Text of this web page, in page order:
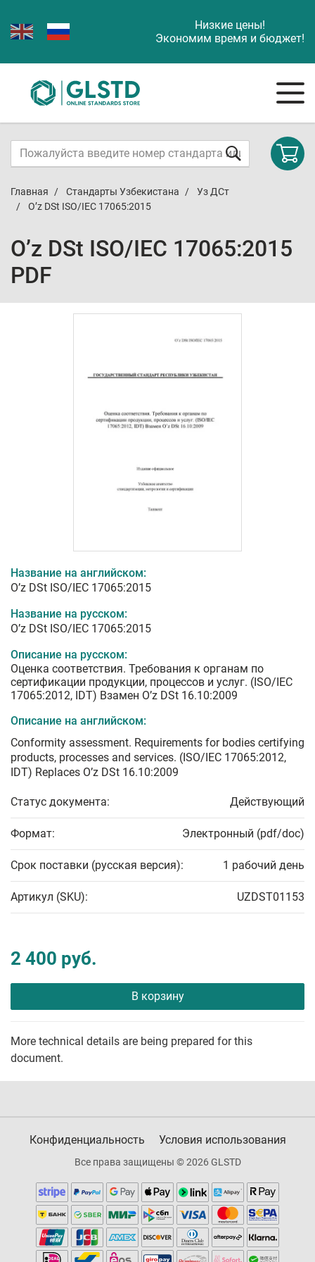
Низкие цены!
Экономим время и бюджет!
Главная Стандарты Узбекистана
Уз ДСт
O’z DSt ISO/IEC 17065:2015
O’z DSt ISO/IEC 17065:2015
PDF
Название на английском:
O’z DSt ISO/IEC 17065:2015
Название на русском:
O’z DSt ISO/IEC 17065:2015
Описание на русском:
Оценка соответствия. Требования к органам по
сертификации продукции, процессов и услуг. (ISO/IEC
17065:2012, IDT) Взамен O’z DSt 16.10:2009
Описание на английском:
Conformity assessment. Requirements for bodies certifying
products, processes and services. (ISO/IEC 17065:2012,
IDT) Replaces O’z DSt 16.10:2009
Статус документа: Действующий
Формат: Электронный (pdf/doc)
Срок поставки (русская версия): 1 рабочий день
Артикул (SKU): UZDST01153
2 400 руб.
В корзину
More technical details are being prepared for this
document.
Конфиденциальность Условия использования
Все права защищены © 2026 GLSTD